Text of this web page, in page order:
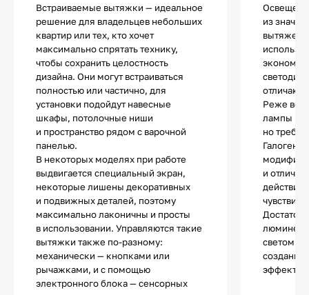
Встраиваемые вытяжки — идеальное
решение для владельцев небольших
квартир или тех, кто хочет
максимально спрятать технику,
чтобы сохранить целостность
дизайна. Они могут встраиваться
полностью или частично, для
установки подойдут навесные
шкафы, потолочные ниши
и пространство рядом с варочной
панелью.
В некоторых моделях при работе
выдвигается специальный экран,
некоторые лишены декоративных
и подвижных деталей, поэтому
максимально лаконичны и просты
в использовании. Управляются такие
вытяжки также по-разному:
механически — кнопками или
рычажками, и с помощью
электронного блока — сенсорных
из
вытяжек.
Реже
лампы
но
и
светом и
создания